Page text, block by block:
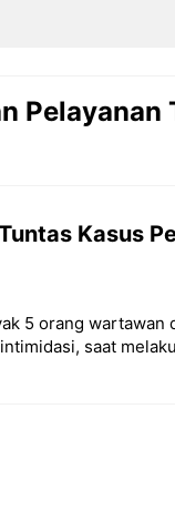
Pelayanan
Kasus
5 orang
saat